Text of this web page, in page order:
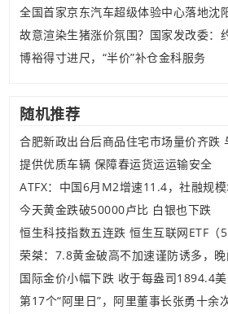
全国首家京东汽车超级体验中心落地沈
故意渲染生猪涨价氛围？国家发改委：
博裕得寸进尺，“半价”补仓金科服务
随机推荐
提供优质车辆 保障春运货运运输安全
ATFX：中国6月M2增速11.4，社融规
今天黄金跌破50000卢比 白银也下跌
国际金价小幅下跌 收于每盎司1894.4
第17个“阿里日”，阿里董事长张勇十余